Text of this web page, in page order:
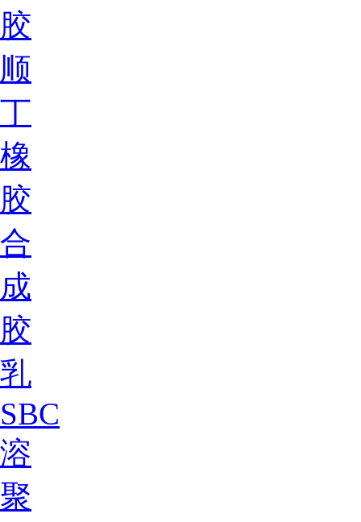
胶
顺
丁
橡
胶
合
成
胶
乳
SBC
溶
聚